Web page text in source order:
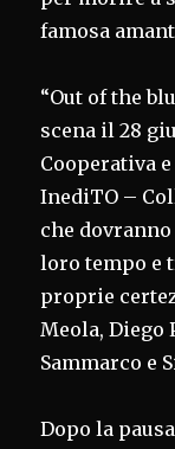
famosa
“Out of the
scena il 28
Cooperativa
InediTO –
che
loro tempo e
proprie
Meola, Diego
Sammarco e
Dopo la